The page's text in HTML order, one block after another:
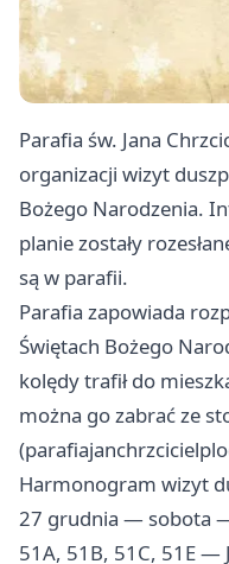
Parafia św. Jana
organizacji wizyt
Bożego Narodzenia.
planie zostały
są w parafii.
Parafia zapowiada
Świętach Bożego
kolędy trafił do
można go zabrać ze
Harmonogram wizyt
27 grudnia — sobota
51A, 51B, 51C, 51E —